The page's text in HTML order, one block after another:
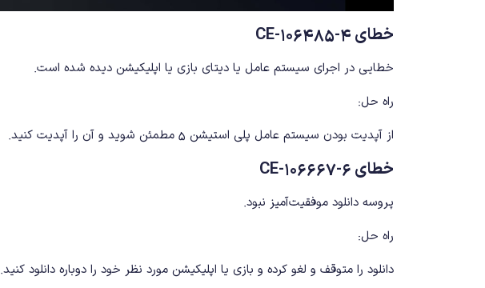
خطای CE-106485-4
خطایی در اجرای سیستم عامل یا دیتای بازی یا اپلیکیشن دیده شده است.
راه حل:
از آپدیت بودن سیستم عامل پلی استیشن ۵ مطمئن شوید و آن را آپدیت کنید.
خطای CE-106667-6
پروسه دانلود موفقیت‌آمیز نبود.
راه حل:
دانلود را متوقف و لغو کرده و بازی یا اپلیکیشن مورد نظر خود را دوباره دانلود کنید.